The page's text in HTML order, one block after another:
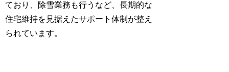
ており、除雪業務も行うなど、長期的な
住宅維持を見据えたサポート体制が整え
られています。